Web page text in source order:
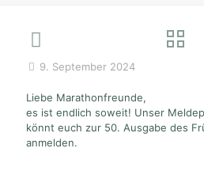
9. September 2024
Liebe Marathonfreunde,
es ist endlich soweit! Unser
könnt euch zur 50. Ausgabe des
anmelden.